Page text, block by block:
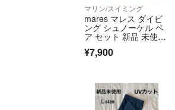
マリン/スイミング
mares マレス ダイビ
ング シュノーケル ペ
ア セット 新品 未使用
¥7,900